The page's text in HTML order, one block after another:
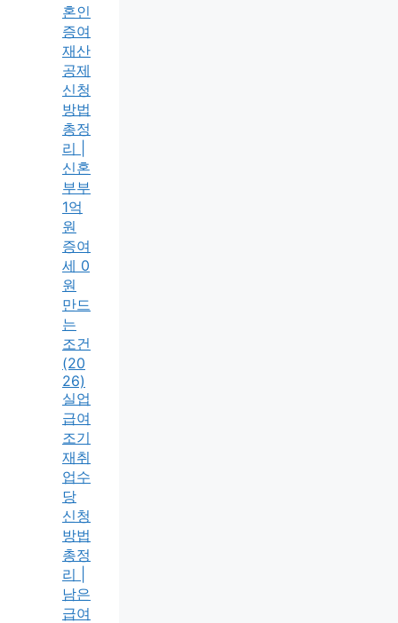
혼인
증여
재산
공제
신청
방법
총정
리 |
신혼
부부
1억
원
증여
세 0
원
만드
는
조건
(20
26)
실업
급여
조기
재취
업수
당
신청
방법
총정
리 |
남은
급여